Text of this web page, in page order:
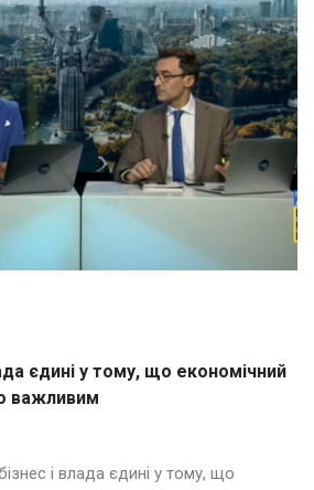
єдині у тому, що економічний
важливим
і влада єдині у тому, що